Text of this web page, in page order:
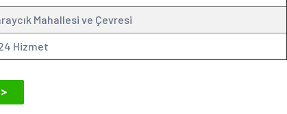
Mahallesi ve Çevresi
Hizmet